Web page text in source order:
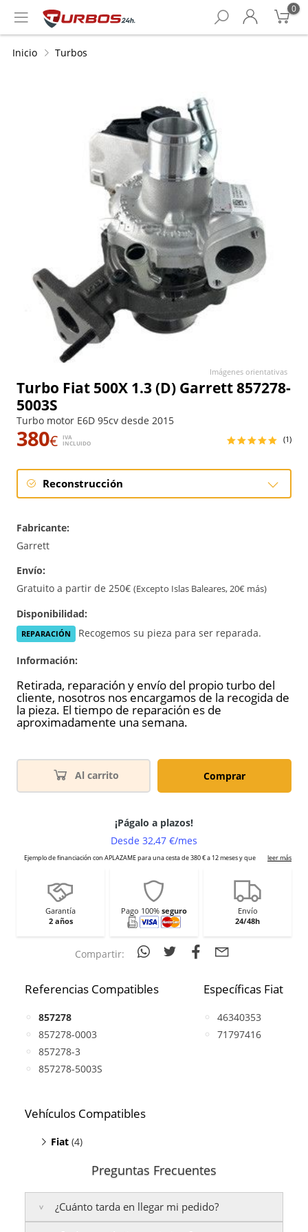
0
Inicio Turbos
Turbo Fiat 500X 1.3 (D) Garrett 857278-
5003S
Turbo motor E6D 95cv desde 2015
380€
IVA
INCLUIDO
(1)
Reconstrucción
Fabricante:
Garrett
Envío:
Gratuito a partir de 250€ (Excepto Islas Baleares, 20€ más)
Disponibilidad:
REPARACIÓN Recogemos su pieza para ser reparada.
Información:
Retirada, reparación y envío del propio turbo del
cliente, nosotros nos encargamos de la recogida de
la pieza. El tiempo de reparación es de
aproximadamente una semana.
Al carrito Comprar
Garantía
2 años
Pago 100% seguro
Envío
24/48h
Compartir:
Imágenes orientativas
Referencias Compatibles
857278
857278-0003
857278-3
857278-5003S
Específicas Fiat
46340353
71797416
Vehículos Compatibles
Fiat (4)
Doblo 1.3(D, motor E6D)
Fiorino 1.3(D, motor E6D)
Tipo 1.3(D, motor E6D)
Preguntas Frecuentes
¿Cuánto tarda en llegar mi pedido?